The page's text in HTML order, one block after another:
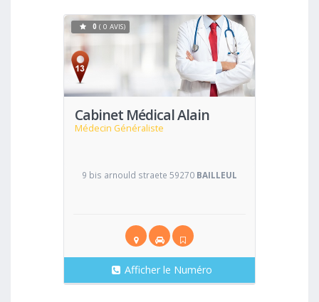
Cabinet Médical Alain
Médecin Généraliste
Voir
0 ( 0 AVIS)
9 bis arnould straete 59270 BAILLEUL
Afficher le Numéro